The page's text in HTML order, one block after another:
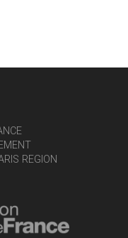
REGION